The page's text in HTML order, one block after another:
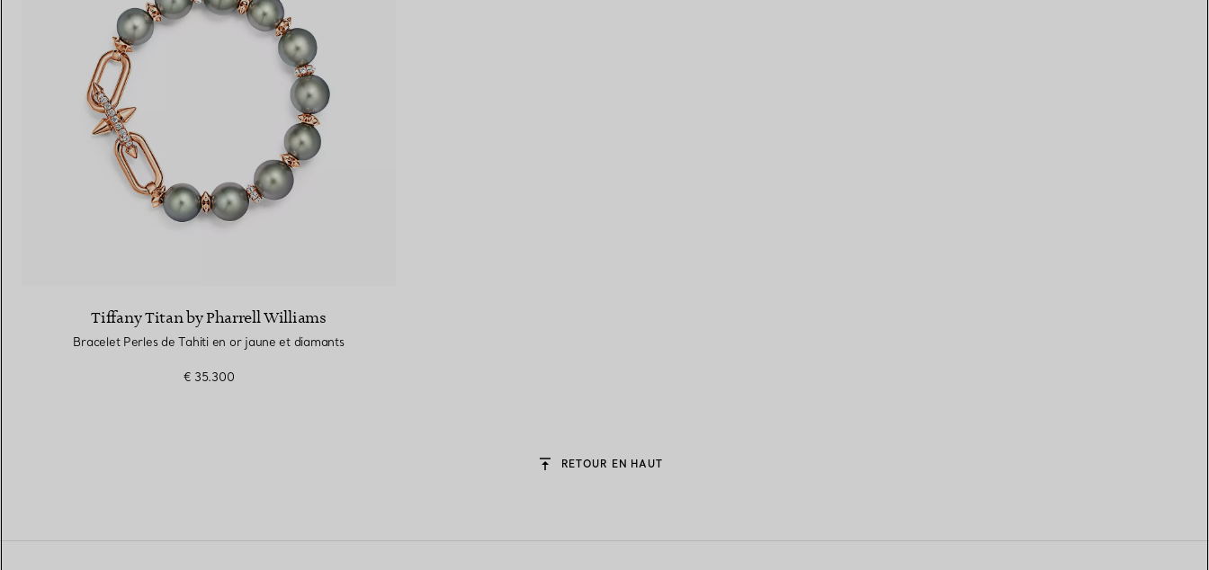
Tiffany Titan by Pharrell Williams
Bracelet Perles de Tahiti en or jaune et diamants
€ 35.300
RETOUR EN HAUT